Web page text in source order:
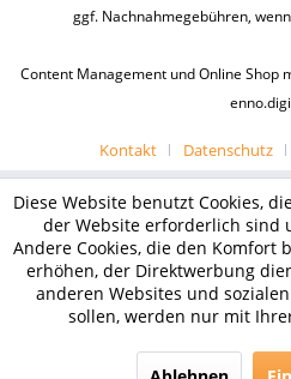
ggf. Nachnahmegebühren,
Content Management und Online Shop
Kontakt Datenschutz
Diese Website benutzt Cookies,
der Website erforderlich sind
Andere Cookies, die den Komfort
erhöhen, der Direktwerbung
anderen Websites und
sollen, werden nur mit